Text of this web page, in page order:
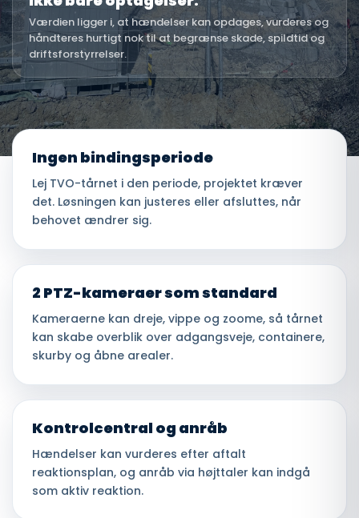
Værdien ligger i, at hændelser kan opdages, vurderes og
håndteres hurtigt nok til at begrænse skade, spildtid og
driftsforstyrrelser.
Ingen bindingsperiode
Lej TVO-tårnet i den periode, projektet kræver
det. Løsningen kan justeres eller afsluttes, når
behovet ændrer sig.
2 PTZ-kameraer som standard
Kameraerne kan dreje, vippe og zoome, så tårnet
kan skabe overblik over adgangsveje, containere,
skurby og åbne arealer.
Kontrolcentral og anråb
Hændelser kan vurderes efter aftalt
reaktionsplan, og anråb via højttaler kan indgå
som aktiv reaktion.